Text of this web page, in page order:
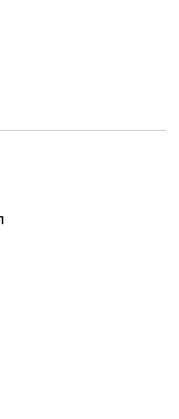
выгодные
чтобы мы